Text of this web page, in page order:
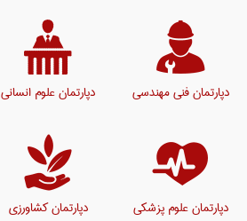
دپارتمان فنی مهندسی دپارتمان علوم انسانی
دپارتمان علوم پزشکی دپارتمان کشاورزی